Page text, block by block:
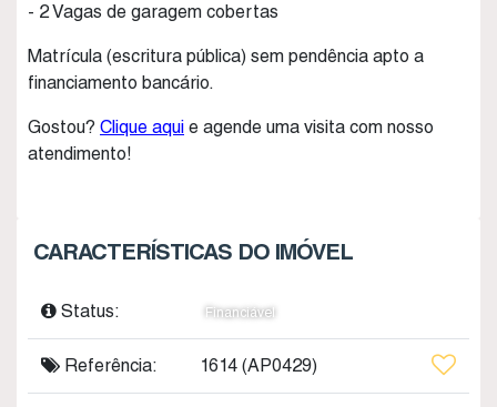
- 2 Vagas de garagem cobertas
Matrícula (escritura pública) sem pendência apto a
financiamento bancário.
Gostou? Clique aqui e agende uma visita com nosso
atendimento!
CARACTERÍSTICAS DO IMÓVEL
Status: Financiável
Referência: 1614 (AP0429)